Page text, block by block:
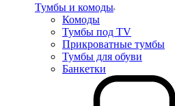
Тумбы и комоды
Комоды
Тумбы под TV
Прикроватные тумбы
Тумбы для обуви
Банкетки